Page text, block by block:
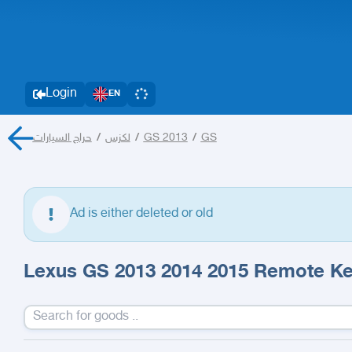
Login EN
لكزس / حراج السيارات / GS 2013 / GS
Ad is either deleted or old
Lexus GS 2013 2014 2015 Remote